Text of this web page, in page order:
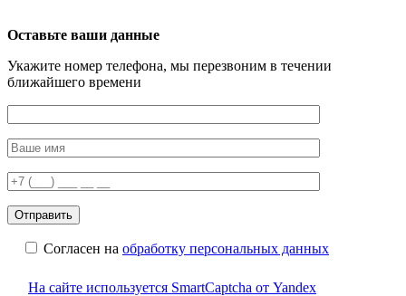
Оставьте ваши данные
Укажите номер телефона, мы перезвоним в течении
ближайшего времени
Согласен на обработку персональных данных
На сайте используется SmartCaptcha от Yandex